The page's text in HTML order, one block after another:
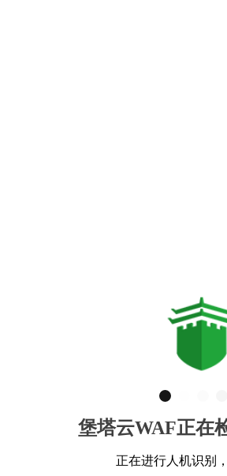
堡塔云WAF正在
正在进行人机识别